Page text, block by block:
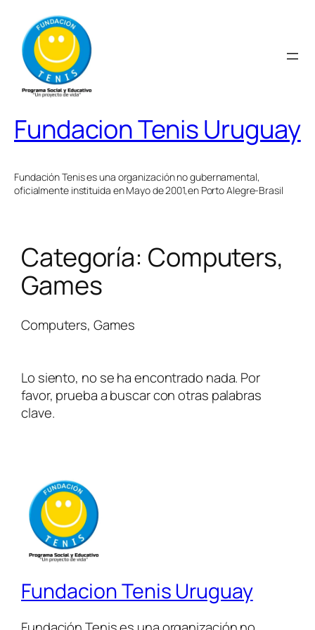
contenido
Fundacion Tenis Uruguay
Fundación Tenis es una organización no gubernamental,
oficialmente instituida en Mayo de 2001,en Porto Alegre-Brasil
Categoría: Computers,
Games
Computers, Games
Lo siento, no se ha encontrado nada. Por
favor, prueba a buscar con otras palabras
clave.
Fundacion Tenis Uruguay